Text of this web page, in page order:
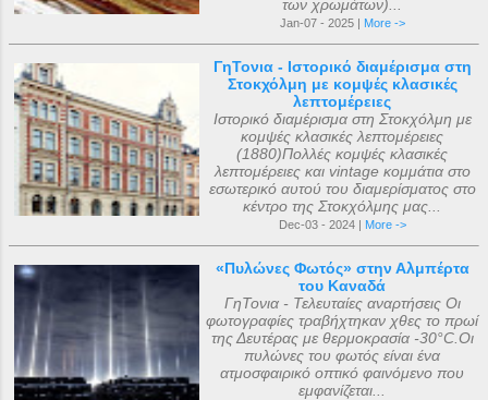
των χρωμάτων)...
Jan-07 - 2025 | More ->
ΓηΤονια - Ιστορικό διαμέρισμα στη
Στοκχόλμη με κομψές κλασικές
λεπτομέρειες
Ιστορικό διαμέρισμα στη Στοκχόλμη με
κομψές κλασικές λεπτομέρειες
(1880)Πολλές κομψές κλασικές
λεπτομέρειες και vintage κομμάτια στο
εσωτερικό αυτού του διαμερίσματος στο
κέντρο της Στοκχόλμης μας...
Dec-03 - 2024 | More ->
«Πυλώνες Φωτός» στην Αλμπέρτα
του Καναδά
ΓηΤονια - Τελευταίες αναρτήσεις Οι
φωτογραφίες τραβήχτηκαν χθες το πρωί
της Δευτέρας με θερμοκρασία -30°C.Οι
πυλώνες του φωτός είναι ένα
ατμοσφαιρικό οπτικό φαινόμενο που
εμφανίζεται...